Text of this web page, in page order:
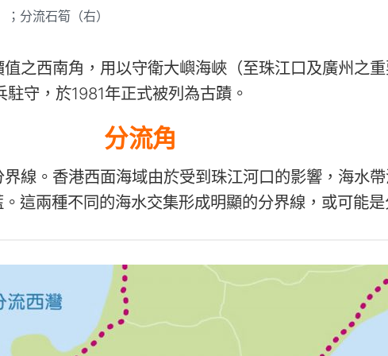
分流石筍（右）
之西南角，用以守衛大嶼海峽（至珠江口及廣州之
守，於1981年正式被列為古蹟。
分流角
線。香港西面海域由於受到珠江河口的影響，海水
這兩種不同的海水交集形成明顯的分界線，或可能是